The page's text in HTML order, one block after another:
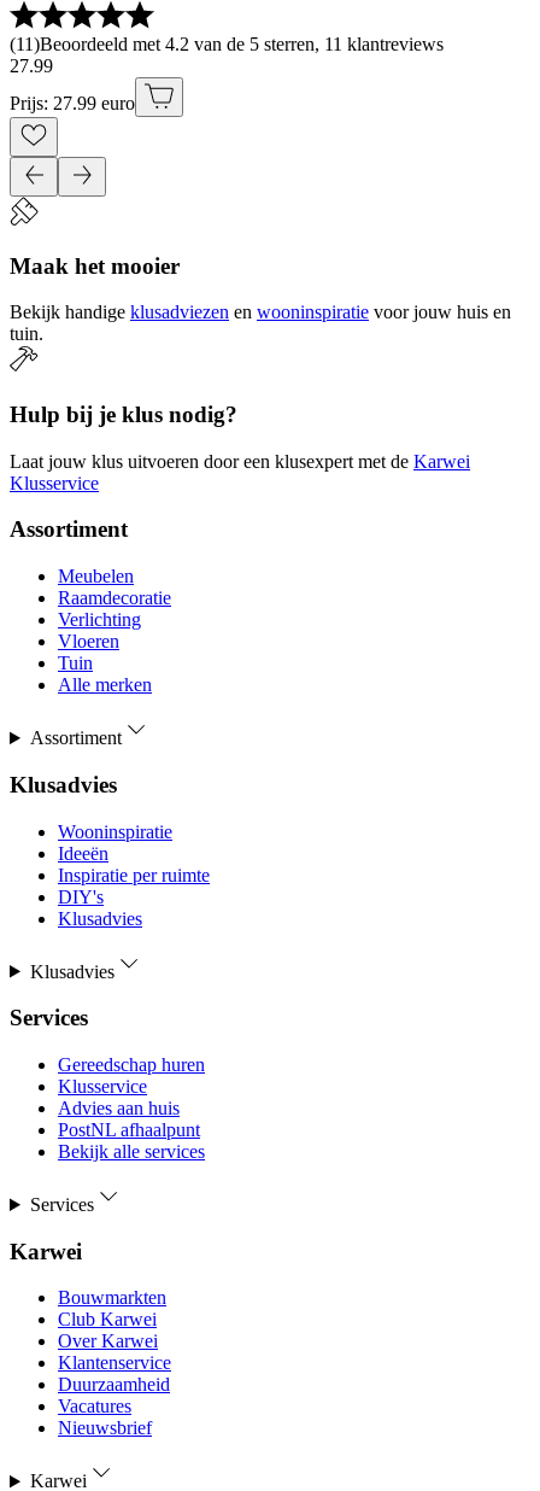
(11)Beoordeeld met 4.2 van de 5 sterren, 11 klantreviews
27.99
Prijs: 27.99 euro
Maak het mooier
Bekijk handige klusadviezen en wooninspiratie voor jouw huis en
tuin.
Hulp bij je klus nodig?
Laat jouw klus uitvoeren door een klusexpert met de Karwei
Klusservice
Assortiment
Meubelen
Raamdecoratie
Verlichting
Vloeren
Tuin
Alle merken
Assortiment
Klusadvies
Wooninspiratie
Ideeën
Inspiratie per ruimte
DIY's
Klusadvies
Klusadvies
Services
Gereedschap huren
Klusservice
Advies aan huis
PostNL afhaalpunt
Bekijk alle services
Services
Karwei
Bouwmarkten
Club Karwei
Over Karwei
Klantenservice
Duurzaamheid
Vacatures
Nieuwsbrief
Karwei